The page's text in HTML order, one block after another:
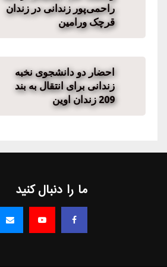
راحمی‌پور زندانی در زندان
قرچک ورامین
احضار دو دانشجوی نخبه
زندانی برای انتقال به بند
209 زندان اوین
ما را دنبال کنید